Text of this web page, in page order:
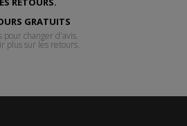
GRATUITS
pour changer d'avis.
plus sur les retours.